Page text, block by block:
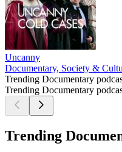
Uncanny
Documentary, Society &
Trending Documentary
Trending Documentary
Trending